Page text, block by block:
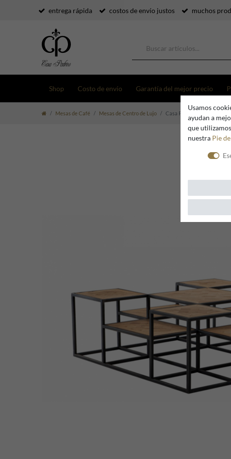
entrega rápida costos de envío justos muchos
Shop Costo de envío Garantía del mejor precio
Mesas de Café Mesas de Centro de Lujo Casa Padrino Mesa de
Usamos
ayudan a
que
nuestra Pie